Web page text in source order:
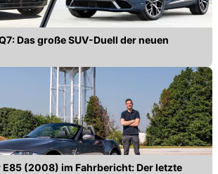
Das große SUV-Duell der neuen
E85 (2008) im Fahrbericht: Der letzte